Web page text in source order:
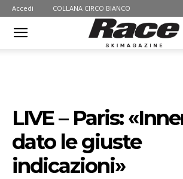
Accedi COLLANA CIRCO BIANCO
LIVE – Paris:
dato le giuste
indicazioni»